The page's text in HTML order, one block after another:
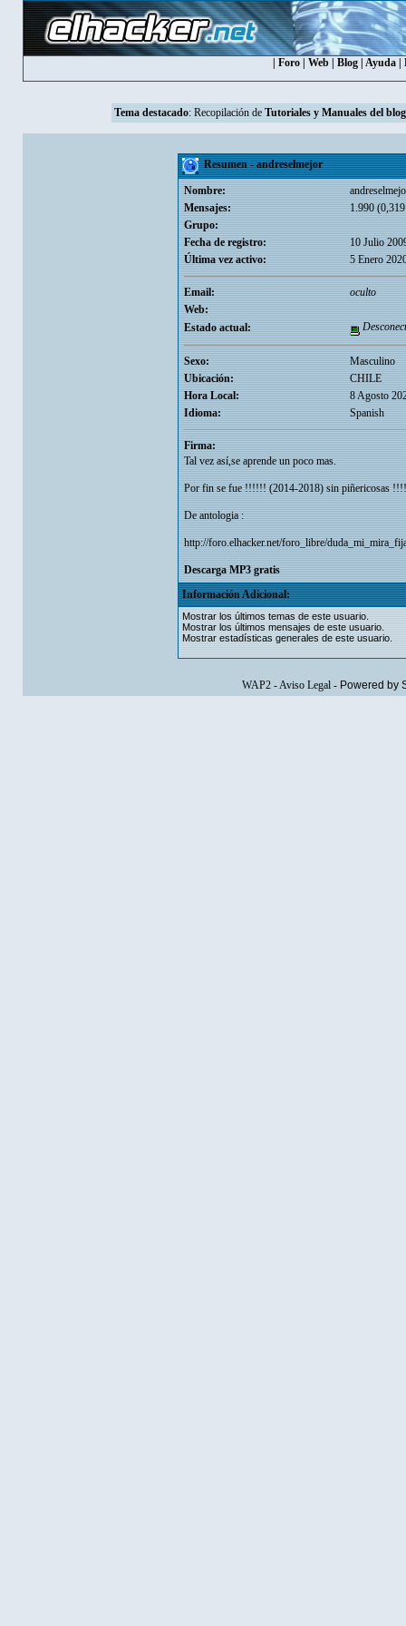
Foro Web Blog Ayuda
Tema destacado: Recopilación de Tutoriales y Manuales del blog
Resumen - andreselmejor
Nombre:
Mensajes:
1.990
Grupo:
Fecha de registro:
10 Julio
Última vez activo:
5 Enero
Email:
oculto
Web:
Estado actual:
Sexo:
Masculino
Ubicación:
CHILE
Hora Local:
8 Agosto
Idioma:
Spanish
Firma:
Tal vez así,se aprende un poco mas.
Por fin se fue !!!!!! (2014-2018) sin piñericosas
De antologia :
http://foro.elhacker.net/foro_libre/
Descarga MP3 gratis
Información Adicional:
Mostrar los últimos temas de este usuario.
Mostrar los últimos mensajes de este usuario.
Mostrar estadísticas generales de este usuario.
WAP2-Aviso Legal- Powered by